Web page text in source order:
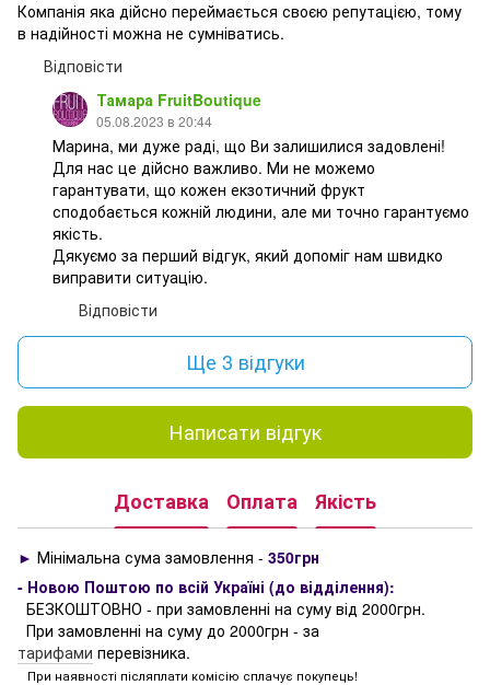
Компанія яка дійсно переймається своєю репутацією, тому
в надійності можна не сумніватись.
Відповісти
Тамара FruitBoutique
05.08.2023 в 20:44
Марина, ми дуже раді, що Ви залишилися задовлені!
Для нас це дійсно важливо. Ми не можемо
гарантувати, що кожен екзотичний фрукт
сподобається кожній людини, але ми точно гарантуємо
якість.
Дякуємо за перший відгук, який допоміг нам швидко
виправити ситуацію.
Відповісти
Ще 3 відгуки
Написати відгук
Доставка Оплата Якість
► Мінімальна сума замовлення - 350грн
- Новою Поштою по всій Україні (до відділення):
БЕЗКОШТОВНО - при замовленні на суму від 2000грн.
При замовленні на суму до 2000грн - за
тарифами перевізника.
При наявності післяплати комісію сплачує покупець!